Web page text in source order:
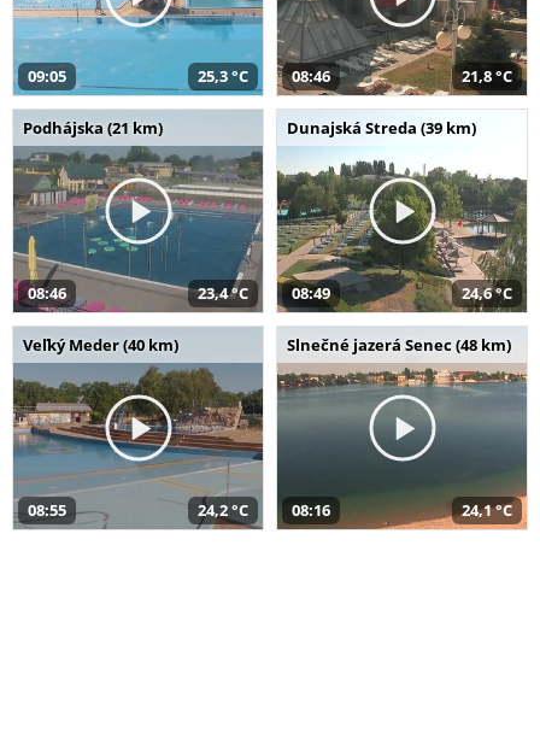
09:05 25,3 °C 08:46 21,8 °C
Podhájska (21 km)
08:46 23,4 °C
Dunajská Streda (39 km)
08:49 24,6 °C
Veľký Meder (40 km)
08:55 24,2 °C
Slnečné jazerá Senec (48 km)
08:16 24,1 °C